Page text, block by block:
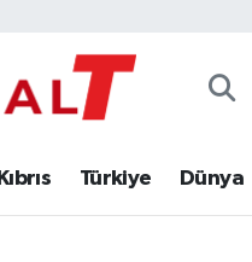
Kıbrıs Türkiye Dünya